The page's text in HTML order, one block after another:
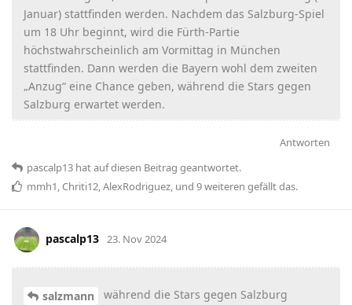
Januar) stattfinden werden. Nachdem das Salzburg-Spiel
um 18 Uhr beginnt, wird die Fürth-Partie
höchstwahrscheinlich am Vormittag in München
stattfinden. Dann werden die Bayern wohl dem zweiten
„Anzug“ eine Chance geben, während die Stars gegen
Salzburg erwartet werden.
Antworten
pascalp13 hatauf diesen Beitrag geantwortet.
mmh1, Chriti12,AlexRodriguez, und 9weiteren gefällt das.
pascalp13 23. Nov 2024
salzmann
während die Stars gegen Salzburg